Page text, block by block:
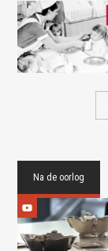
Na de oorlog